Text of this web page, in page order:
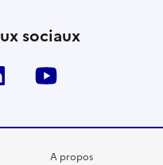
sociaux
x Linkedin
A propos